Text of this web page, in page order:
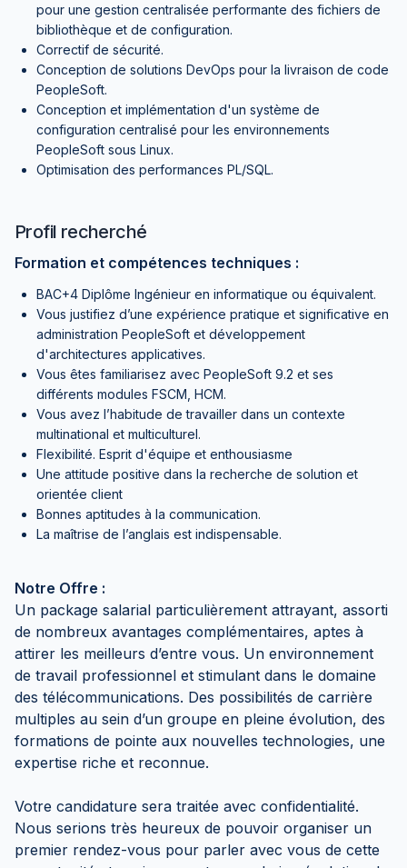
pour une gestion centralisée performante des fichiers de
bibliothèque et de configuration.
Correctif de sécurité.
Conception de solutions DevOps pour la livraison de code
PeopleSoft.
Conception et implémentation d'un système de
configuration centralisé pour les environnements
PeopleSoft sous Linux.
Optimisation des performances PL/SQL.
Profil recherché
Formation et compétences techniques :
BAC+4 Diplôme Ingénieur en informatique ou équivalent.
Vous justifiez d’une expérience pratique et significative en
administration PeopleSoft et développement
d'architectures applicatives.
Vous êtes familiarisez avec PeopleSoft 9.2 et ses
différents modules FSCM, HCM.
Vous avez l’habitude de travailler dans un contexte
multinational et multiculturel.
Flexibilité. Esprit d'équipe et enthousiasme
Une attitude positive dans la recherche de solution et
orientée client
Bonnes aptitudes à la communication.
La maîtrise de l’anglais est indispensable.
Notre Offre :
Un package salarial particulièrement attrayant, assorti
de nombreux avantages complémentaires, aptes à
attirer les meilleurs d’entre vous. Un environnement
de travail professionnel et stimulant dans le domaine
des télécommunications. Des possibilités de carrière
multiples au sein d’un groupe en pleine évolution, des
formations de pointe aux nouvelles technologies, une
expertise riche et reconnue.
Votre candidature sera traitée avec confidentialité.
Nous serions très heureux de pouvoir organiser un
premier rendez-vous pour parler avec vous de cette